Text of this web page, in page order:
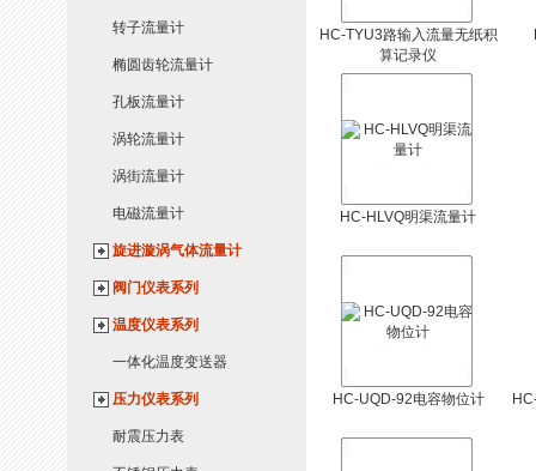
转子流量计
椭圆齿轮流量计
孔板流量计
涡轮流量计
涡街流量计
电磁流量计
旋进漩涡气体流量计
阀门仪表系列
温度仪表系列
一体化温度变送器
压力仪表系列
耐震压力表
HC-TYU3路输入流量无纸积
算记录仪
HC-HLVQ明渠流量计
HC-UQD-92电容物位计